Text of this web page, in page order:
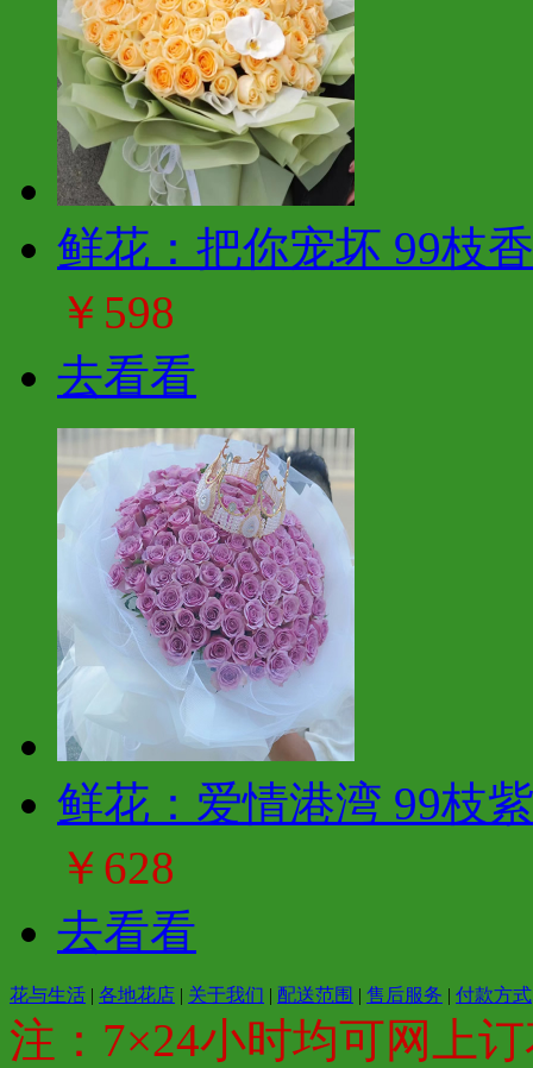
鲜花：把你宠坏 99枝
￥598
去看看
鲜花：爱情港湾 99枝
￥628
去看看
花与生活 | 各地花店 | 关于我们 | 配送范围 | 售后服务 | 付款方式
注：7×24小时均可网上